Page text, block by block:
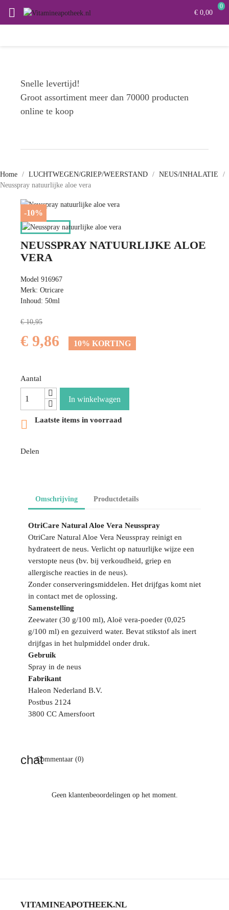
 € 0,00
0
Snelle levertijd!
Groot assortiment meer dan 70000 producten
online te koop
Home LUCHTWEGEN/GRIEP/WEERSTAND
NEUS/INHALATIE
Neusspray natuurlijke aloe vera
-10%
NEUSSPRAY NATUURLIJKE ALOE
VERA
Model 916967
Merk: Otricare
Inhoud: 50ml
€ 10,95
€ 9,86 10% KORTING
Aantal
In winkelwagen
 Laatste items in voorraad
Delen
Omschrijving Productdetails
OtriCare Natural Aloe Vera Neusspray
OtriCare Natural Aloe Vera Neusspray reinigt en
hydrateert de neus. Verlicht op natuurlijke wijze een
verstopte neus (bv. bij verkoudheid, griep en
allergische reacties in de neus).
Zonder conserveringsmiddelen. Het drijfgas komt niet
in contact met de oplossing.
Samenstelling
Zeewater (30 g/100 ml), Aloë vera-poeder (0,025
g/100 ml) en gezuiverd water. Bevat stikstof als inert
drijfgas in het hulpmiddel onder druk.
Gebruik
Spray in de neus
Fabrikant
Haleon Nederland B.V.
Postbus 2124
3800 CC Amersfoort
Commentaar (0)
Geen klantenbeoordelingen op het moment.
VITAMINEAPOTHEEK.NL